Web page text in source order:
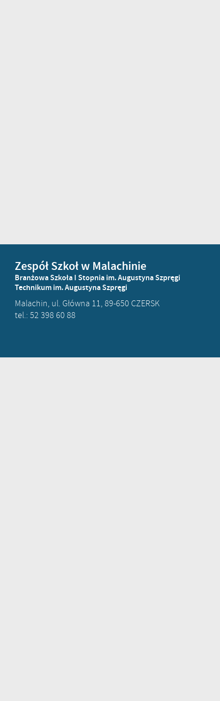
Zespół Szkoł w Malachinie
Branżowa Szkoła I Stopnia im. Augustyna Szpręgi
Technikum im. Augustyna Szpręgi
Malachin, ul. Główna 11, 89-650 CZERSK
tel.: 52 398 60 88